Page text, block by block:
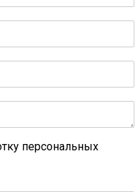
персональных